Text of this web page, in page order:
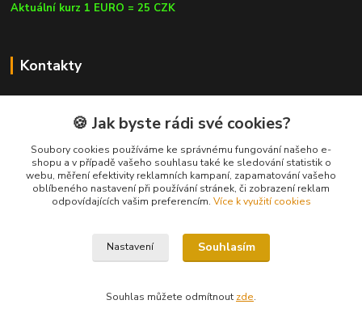
Aktuální kurz 1 EURO = 25 CZK
Kontakty
info@czluk.cz
© Since 2013 | CZLUK s.r.o. | info@czluk.cz
🍪 Jak byste rádi své cookies?
Soubory cookies používáme ke správnému fungování našeho e-
shopu a v případě vašeho souhlasu také ke sledování statistik o
webu, měření efektivity reklamních kampaní, zapamatování vašeho
oblíbeného nastavení při používání stránek, či zobrazení reklam
odpovídajících vašim preferencím. Více k využití cookies
Nastavení Souhlasím
Souhlas můžete odmítnout zde.